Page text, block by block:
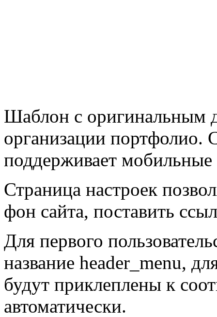
Шаблон с оригинальным
организации портфолио.
поддерживает мобильные
Страница настроек
фон сайта, поставить
Для первого
название header_menu,
будут приклеплены к
автоматически.